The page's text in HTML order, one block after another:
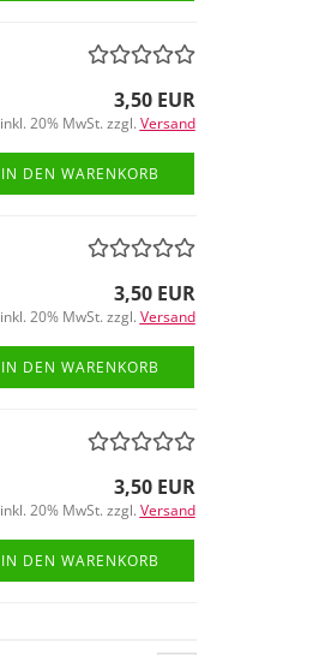
3,50 EUR
inkl. 20% MwSt. zzgl. Versand
IN DEN WARENKORB
3,50 EUR
inkl. 20% MwSt. zzgl. Versand
IN DEN WARENKORB
3,50 EUR
inkl. 20% MwSt. zzgl. Versand
IN DEN WARENKORB